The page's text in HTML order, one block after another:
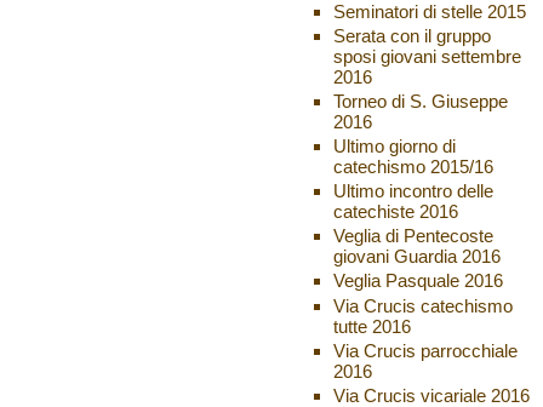
Seminatori di stelle 2015
Serata con il gruppo
sposi giovani settembre
2016
Torneo di S. Giuseppe
2016
Ultimo giorno di
catechismo 2015/16
Ultimo incontro delle
catechiste 2016
Veglia di Pentecoste
giovani Guardia 2016
Veglia Pasquale 2016
Via Crucis catechismo
tutte 2016
Via Crucis parrocchiale
2016
Via Crucis vicariale 2016